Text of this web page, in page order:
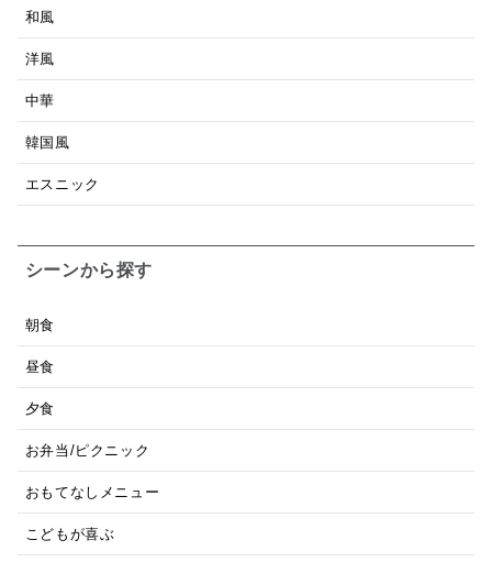
和風
洋風
中華
韓国風
エスニック
シーンから探す
朝食
昼食
夕食
お弁当/ピクニック
おもてなしメニュー
こどもが喜ぶ